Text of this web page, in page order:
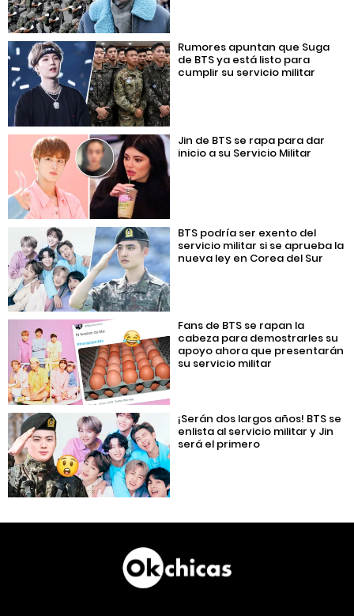
Rumores apuntan que Suga
de BTS ya está listo para
cumplir su servicio militar
Jin de BTS se rapa para dar
inicio a su Servicio Militar
BTS podría ser exento del
servicio militar si se aprueba la
nueva ley en Corea del Sur
Fans de BTS se rapan la
cabeza para demostrarles su
apoyo ahora que presentarán
su servicio militar
¡Serán dos largos años! BTS se
enlista al servicio militar y Jin
será el primero